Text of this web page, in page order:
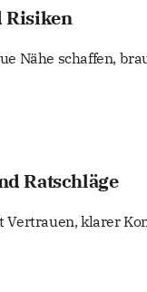
Risiken
Nähe schaffen,
Ratschläge
Vertrauen, klarer